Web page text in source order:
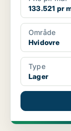
133.521 pr
Område
Hvidovre
Type
Lager